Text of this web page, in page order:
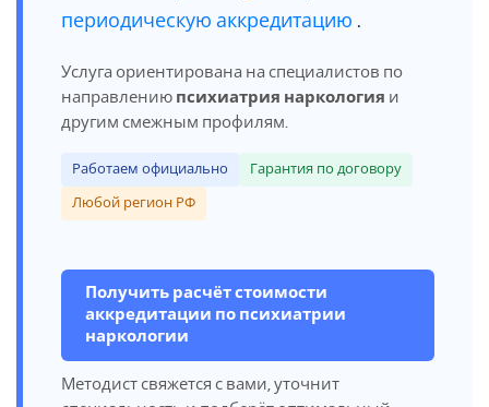
периодическую аккредитацию .
Услуга ориентирована на специалистов по
направлению психиатрия наркология и
другим смежным профилям.
Работаем официально Гарантия по договору
Любой регион РФ
Получить расчёт стоимости
аккредитации по психиатрии
наркологии
Методист свяжется с вами, уточнит